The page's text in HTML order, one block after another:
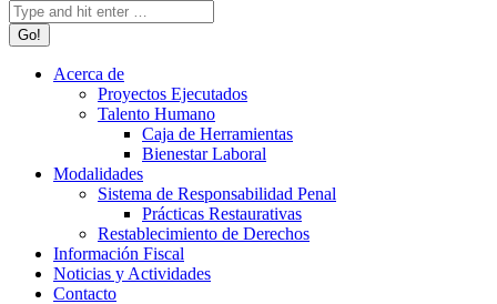
Acerca de
Proyectos Ejecutados
Talento Humano
Caja de Herramientas
Bienestar Laboral
Modalidades
Sistema de Responsabilidad Penal
Prácticas Restaurativas
Restablecimiento de Derechos
Información Fiscal
Noticias y Actividades
Contacto